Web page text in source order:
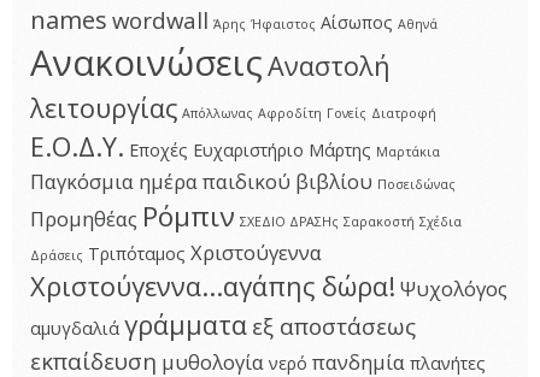
names wordwall Άρης Ήφαιστος Αίσωπος Αθηνά
ΑνακοινώσειςΑναστολή
λειτουργίας Απόλλωνας Αφροδίτη Γονείς Διατροφή
Ε.Ο.Δ.Υ. Εποχές Ευχαριστήριο Μάρτης Μαρτάκια
Παγκόσμια ημέρα παιδικού βιβλίου Ποσειδώνας
Προμηθέας Ρόμπιν ΣΧΕΔΙΟ ΔΡΑΣΗς Σαρακοστή Σχέδια
Δράσεις Τριπόταμος Χριστούγεννα
Χριστούγεννα...αγάπης δώρα! Ψυχολόγος
αμυγδαλιά γράμματα εξ αποστάσεως
εκπαίδευση μυθολογία νερό πανδημία πλανήτες